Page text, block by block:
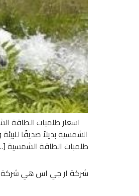
اسعار طلمبات الطاقة
الشمسية بديلاً صديقًا
طلمبات الطاقة الشمسية
شركة ار جي اس هي شركة